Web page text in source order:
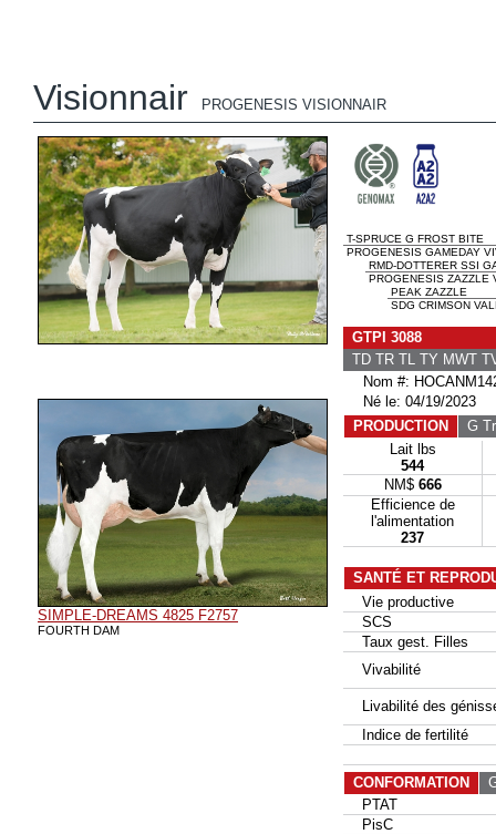
Visionnair PROGENESIS VISIONNAIR
SIMPLE-DREAMS 4825 F2757
FOURTH DAM
T-SPRUCE G FROST BITE
PROGENESIS GAMEDAY
RMD-DOTTERER SSI
PROGENESIS ZAZZLE
PEAK ZAZZLE
SDG CRIMSON
GTPI 3088
TD TR TL TY MWT
Nom #:
Né le: 04/19/2023
PRODUCTION
G
Lait lbs
544
NM$ 666
Efficience de
l'alimentation
237
SANTÉ ET
Vie productive
SCS
Taux gest. Filles
Vivabilité
Livabilité des
Indice de fertilité
CONFORMATION
PTAT
PisC